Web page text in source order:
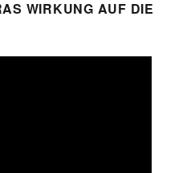
WIRKUNG AUF DIE